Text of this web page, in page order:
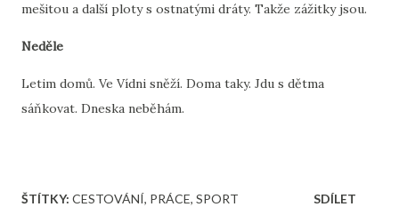
mešitou a další ploty s ostnatými dráty. Takže zážitky jsou.
Neděle
Letim domů. Ve Vídni sněží. Doma taky. Jdu s dětma
sáňkovat. Dneska neběhám.
ŠTÍTKY: CESTOVÁNÍ PRÁCE SPORT SDÍLET